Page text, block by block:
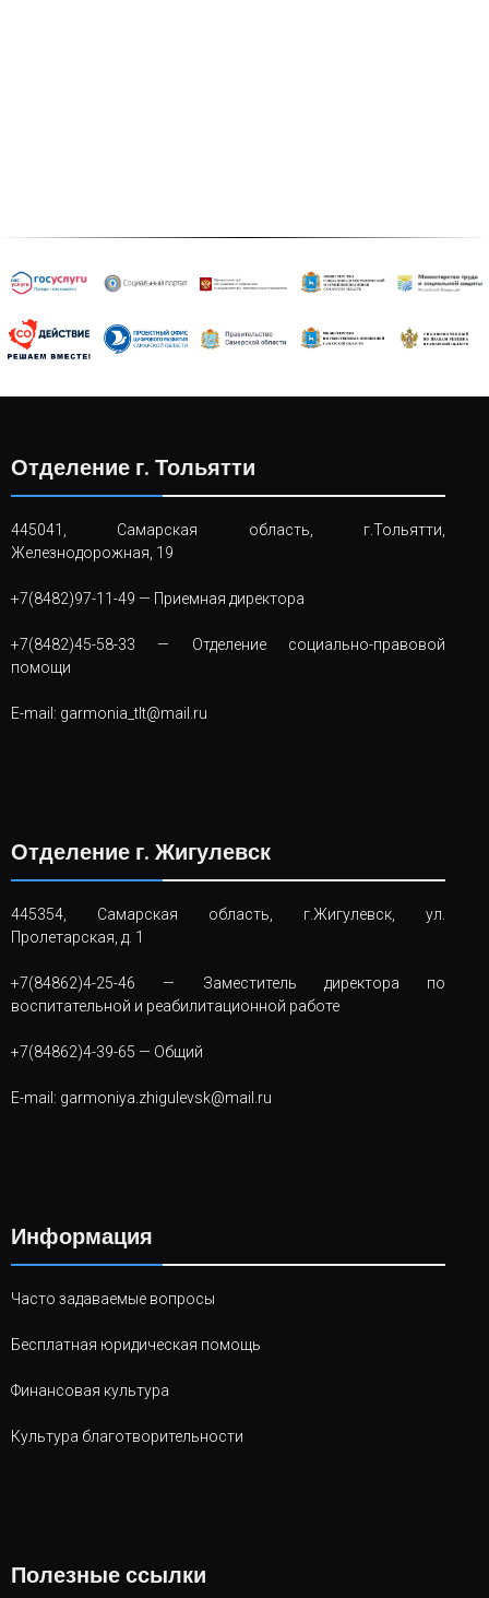
Отделение г. Тольятти
445041, Самарская область, г.Тольятти,
Железнодорожная, 19
+7(8482)97-11-49 — Приемная директора
+7(8482)45-58-33 — Отделение социально-правовой
помощи
E-mail: garmonia_tlt@mail.ru
Отделение г. Жигулевск
445354, Самарская область, г.Жигулевск, ул.
Пролетарская, д. 1
+7(84862)4-25-46 — Заместитель директора по
воспитательной и реабилитационной работе
+7(84862)4-39-65 — Общий
E-mail: garmoniya.zhigulevsk@mail.ru
Информация
Часто задаваемые вопросы
Бесплатная юридическая помощь
Финансовая культура
Культура благотворительности
Полезные ссылки